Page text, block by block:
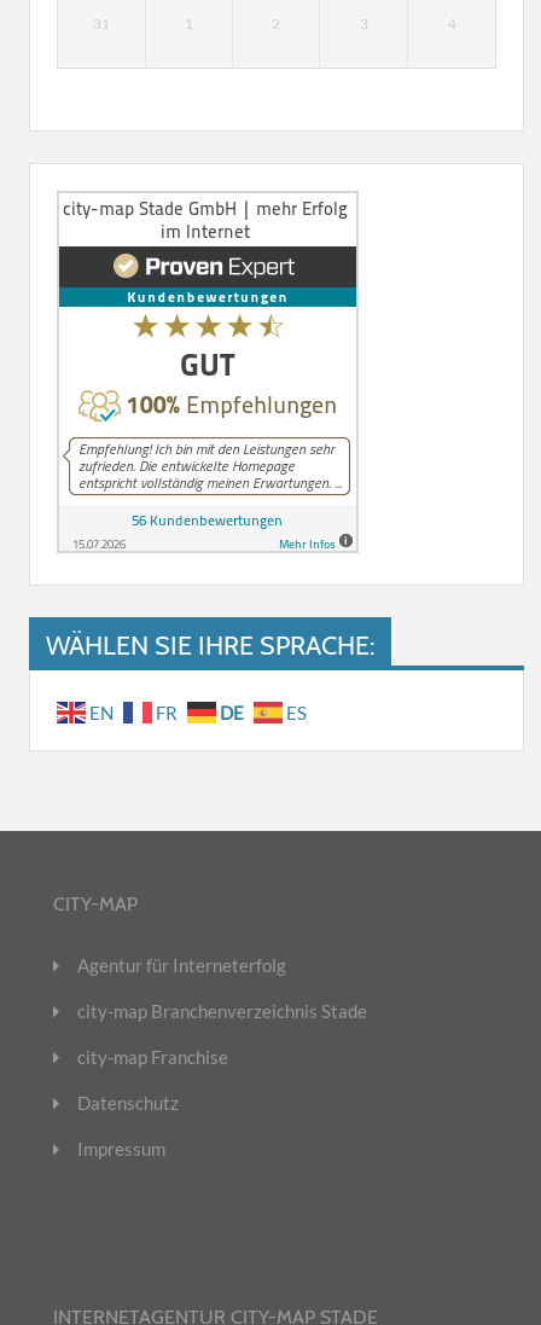
31 1 2 3 4
WÄHLEN SIE IHRE SPRACHE:
EN FR DE ES
CITY-MAP
Agentur für Interneterfolg
city-map Branchenverzeichnis Stade
city-map Franchise
Datenschutz
Impressum
INTERNETAGENTUR CITY-MAP STADE